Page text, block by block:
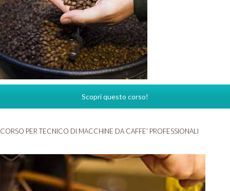
Scopri questo corso!
CORSO PER TECNICO DI MACCHINE DA CAFFE’ PROFESSIONALI